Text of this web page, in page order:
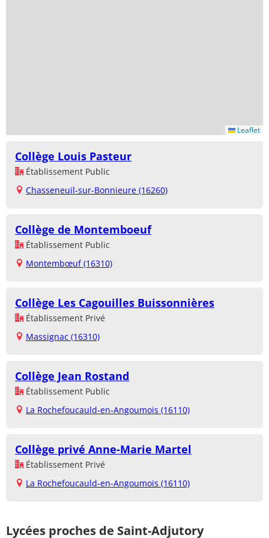
Leaflet
Collège Louis Pasteur
Établissement Public
Chasseneuil-sur-Bonnieure (16260)
Collège de Montemboeuf
Établissement Public
Montembœuf (16310)
Collège Les Cagouilles Buissonnières
Établissement Privé
Massignac (16310)
Collège Jean Rostand
Établissement Public
La Rochefoucauld-en-Angoumois (16110)
Collège privé Anne-Marie Martel
Établissement Privé
La Rochefoucauld-en-Angoumois (16110)
Lycées proches de Saint-Adjutory